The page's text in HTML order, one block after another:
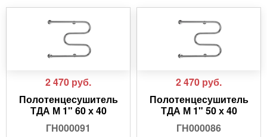
2 470 руб.
Полотенцесушитель
ТДА М 1" 60 х 40
ГН000091
2 470 руб.
Полотенцесушитель
ТДА М 1" 50 х 40
ГН000086